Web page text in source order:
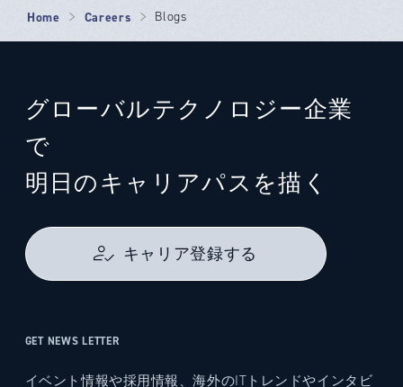
Home Careers Blogs
グローバルテクノロジー企業
で
明日のキャリアパスを描く
キャリア登録する
GET NEWS LETTER
イベント情報や採用情報、海外のITトレンドやインタビ